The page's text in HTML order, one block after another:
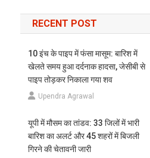
RECENT POST
10 इंच के पाइप में फंसा मासूम: बारिश में
खेलते समय हुआ दर्दनाक हादसा, जेसीबी से
पाइप तोड़कर निकाला गया शव
Upendra Agrawal
यूपी में मौसम का तांडव: 33 जिलों में भारी
बारिश का अलर्ट और 45 शहरों में बिजली
गिरने की चेतावनी जारी